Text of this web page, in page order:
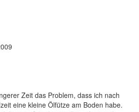
Zeit das Problem, dass ich nach
eine kleine Ölfütze am Boden habe.